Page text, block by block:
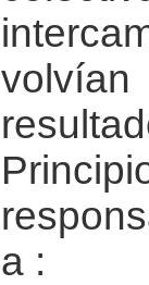
a :